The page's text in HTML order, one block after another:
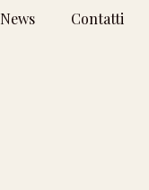
News Contatti